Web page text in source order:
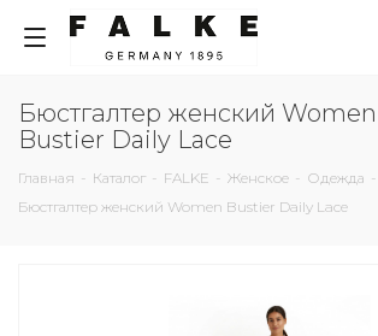
Бюстгалтер женский Women
Bustier Daily Lace
Главная - Каталог - FALKE - Женское - Одежда -
Бюстгалтер женский Women Bustier Daily Lace